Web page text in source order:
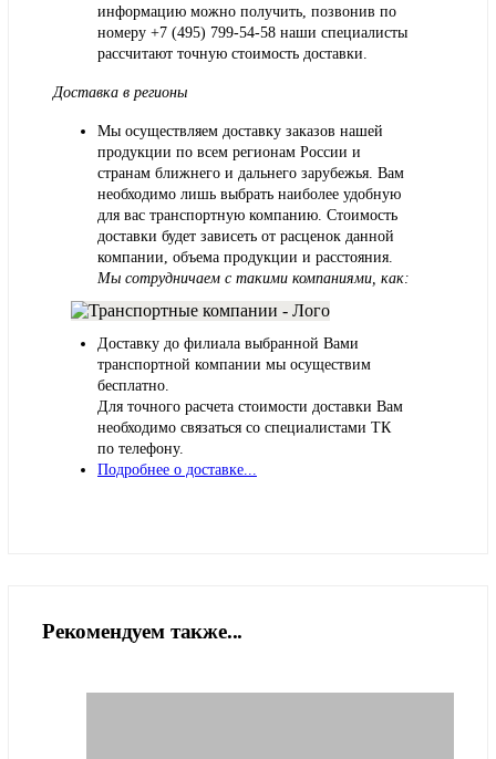
информацию можно получить, позвонив по
номеру +7 (495) 799-54-58 наши специалисты
рассчитают точную стоимость доставки.
Доставка в регионы
Мы осуществляем доставку заказов нашей
продукции по всем регионам России и
странам ближнего и дальнего зарубежья. Вам
необходимо лишь выбрать наиболее удобную
для вас транспортную компанию. Стоимость
доставки будет зависеть от расценок данной
компании, объема продукции и расстояния.
Мы сотрудничаем с такими компаниями, как:
Доставку до филиала выбранной Вами
транспортной компании мы осуществим
бесплатно.
Для точного расчета стоимости доставки Вам
необходимо связаться со специалистами ТК
по телефону.
Подробнее о доставке...
Рекомендуем также...